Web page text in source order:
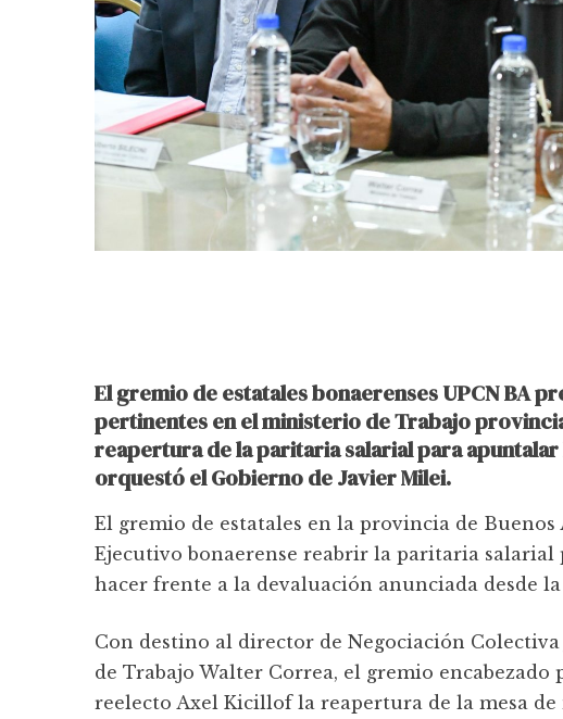
El gremio de estatales bonaerenses UPCN BA
pertinentes en el ministerio de Trabajo
reapertura de la paritaria salarial para
orquestó el Gobierno de Javier Milei.
El gremio de estatales en la provincia de Buenos
Ejecutivo bonaerense reabrir la paritaria
hacer frente a la devaluación anunciada desde la
Con destino al director de Negociación
de Trabajo Walter Correa, el gremio
reelecto Axel Kicillof la reapertura de la mesa